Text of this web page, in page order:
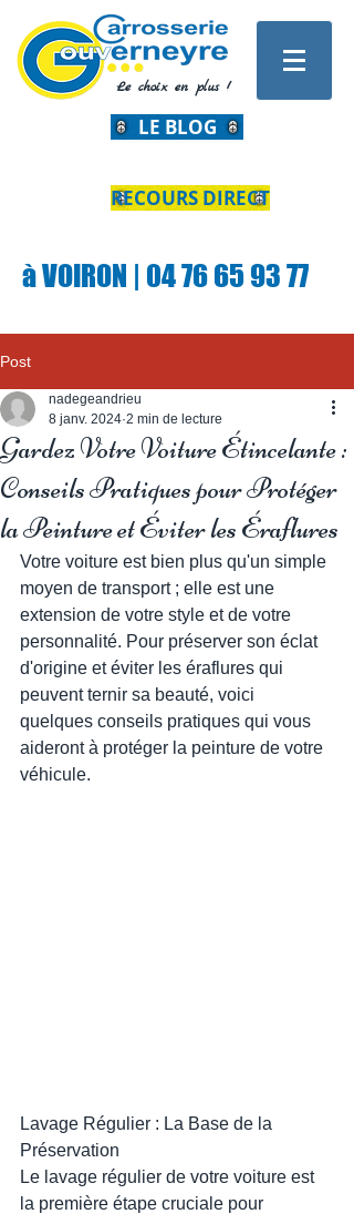
Le choix en plus !
LE BLOG
RECOURS DIRECT
à VOIRON | 04 76 65 93 77
Post
Gardez Votre Voiture Étincelante :
Conseils Pratiques pour Protéger
la Peinture et Éviter les Éraflures
nadegeandrieu
8 janv. 2024 2 min de lecture
Votre voiture est bien plus qu'un simple
moyen de transport ; elle est une
extension de votre style et de votre
personnalité. Pour préserver son éclat
d'origine et éviter les éraflures qui
peuvent ternir sa beauté, voici
quelques conseils pratiques qui vous
aideront à protéger la peinture de votre
véhicule.
Lavage Régulier : La Base de la
Préservation
Le lavage régulier de votre voiture est
la première étape cruciale pour